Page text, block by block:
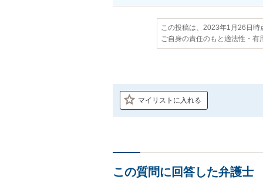
この投稿は、2023年1月26日時
ご自身の責任のもと適法性・
マイリストに入れる
この質問に回答した弁護士